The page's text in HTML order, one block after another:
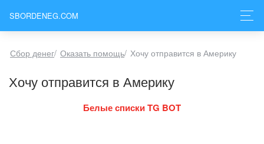
SBORDENEG.COM
Сбор денег/ Оказать помощь/ Хочу отправится в Америку
Хочу отправится в Америку
Белые списки TG BOT